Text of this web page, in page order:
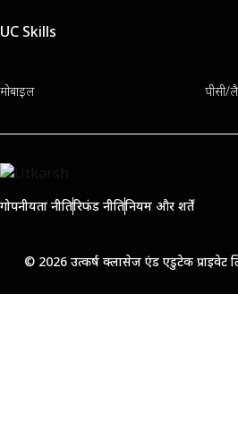
UC Skills
मोबाइल पीसी/
गोपनीयता नीतिरिफंड नीतिनियम और शर्तें
© 2026 उत्कर्ष क्लासेज एंड एडुटेक प्राइवेट